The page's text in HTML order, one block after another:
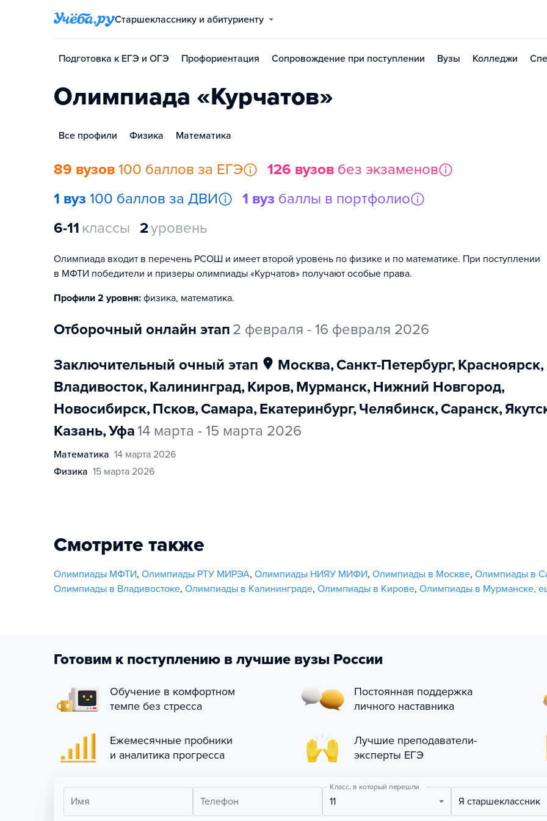
Старшекласснику и абитуриенту
Подготовка к ЕГЭ и ОГЭ Профориентация Сопровождение при поступлении Вузы Колледжи
Олимпиада «Курчатов»
Все профили Физика Математика
89 вузов 100 баллов за ЕГЭ 126 вузов без экзаменов
1 вуз 100 баллов за ДВИ 1 вуз баллы в портфолио
6-11 классы 2уровень
Олимпиада входит в перечень РСОШ и имеет второй уровень по физике и по математике. При поступлении
в МФТИ победители и призеры олимпиады «Курчатов» получают особые права.
Профили 2 уровня: физика, математика.
отборочный онлайн этап 2 февраля - 16 февраля 2026
заключительный очный этап
Москва, Санкт-Петербург, Красноярск,
Владивосток, Калининград, Киров, Мурманск, Нижний Новгород,
Новосибирск, Псков, Самара, Екатеринбург, Челябинск, Саранск,
Казань, Уфа 14 марта - 15 марта 2026
математика 14 марта 2026
физика 15 марта 2026
Смотрите также
Олимпиады МФТИ, Олимпиады РТУ МИРЭА, Олимпиады НИЯУ МИФИ, Олимпиады в Москве, Олимпиады в
Олимпиады в Владивостоке, Олимпиады в Калининграде, Олимпиады в Кирове, Олимпиады в Мурманске,
Готовим к поступлению в лучшие вузы России
Обучение в комфортном
темпе без стресса
Постоянная поддержка
личного наставника
Ежемесячные пробники
и аналитика прогресса
Лучшие преподаватели-
эксперты ЕГЭ
Имя Телефон
Класс, в который перешли
11 Я старшеклассник